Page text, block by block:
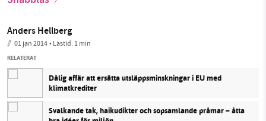
Anders Hellberg
01 jan 2014• Lästid: 1 min
RELATERAT
Dålig affär att ersätta utsläppsminskningar i EU med
klimatkrediter
Svalkande tak, haikudikter och sopsamlande pråmar – åtta